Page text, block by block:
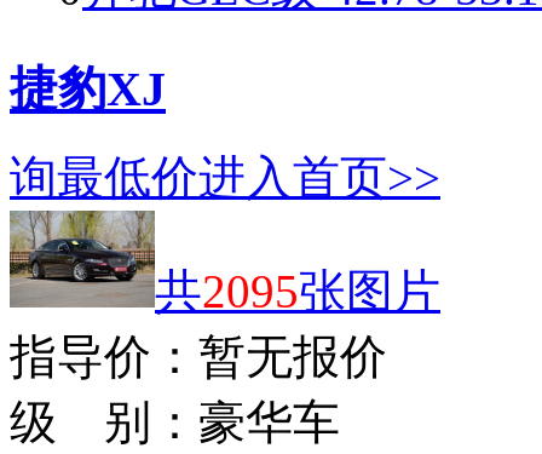
捷豹XJ
询最低价进入首页>>
共2095张图片
指导价： 暂无报价
级 别： 豪华车